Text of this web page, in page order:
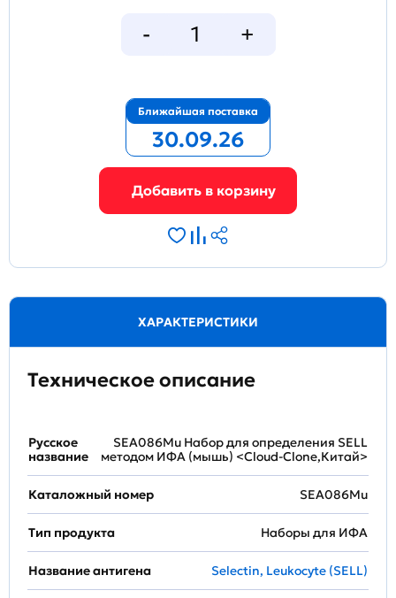
Ближайшая поставка
30.09.26
ХАРАКТЕРИСТИКИ
Техническое описание
Русское
название
SEA086Mu Набор для определения SELL
методом ИФА (мышь) <Cloud-Clone,Китай>
Каталожный номер SEA086Mu
Тип продукта Наборы для ИФА
Название антигена Selectin, Leukocyte (SELL)